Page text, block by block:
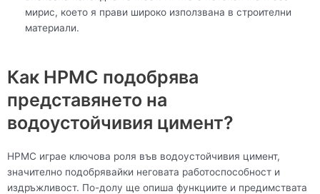
мирис, което я прави широко използвана в строителни
материали.
Как HPMC подобрява
представянето на
водоустойчивия цимент?
HPMC играе ключова роля във водоустойчивия цимент,
значително подобрявайки неговата работоспособност и
издръжливост. По-долу ще опиша функциите и предимствата